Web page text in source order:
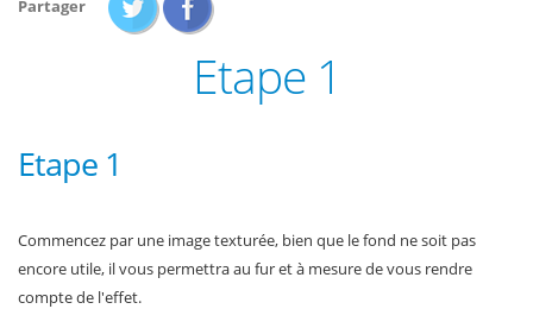
Partager
Etape 1
Etape 1
Commencez par une image texturée, bien que le fond ne soit pas
encore utile, il vous permettra au fur et à mesure de vous rendre
compte de l'effet.